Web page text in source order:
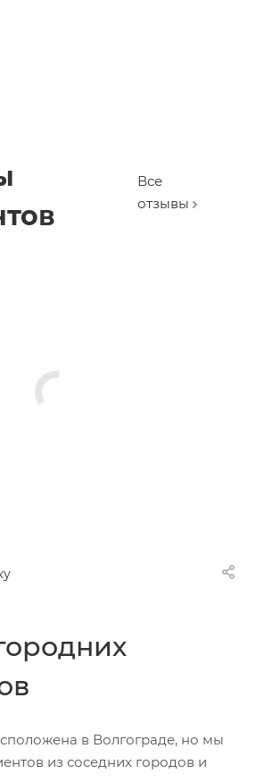
Все
отзывы
в Волгограде, но мы
из соседних городов и